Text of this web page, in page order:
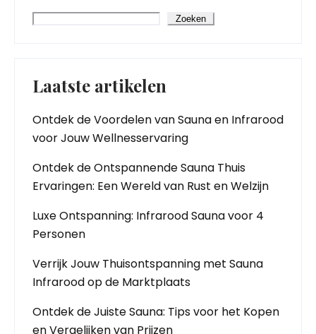
Zoeken
Laatste artikelen
Ontdek de Voordelen van Sauna en Infrarood
voor Jouw Wellnesservaring
Ontdek de Ontspannende Sauna Thuis
Ervaringen: Een Wereld van Rust en Welzijn
Luxe Ontspanning: Infrarood Sauna voor 4
Personen
Verrijk Jouw Thuisontspanning met Sauna
Infrarood op de Marktplaats
Ontdek de Juiste Sauna: Tips voor het Kopen
en Vergelijken van Prijzen